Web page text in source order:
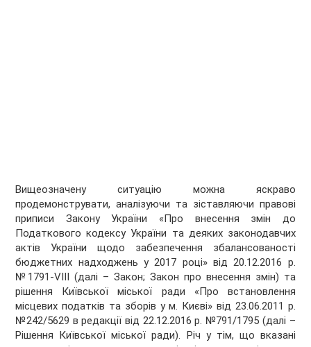
Вищеозначену ситуацію можна яскраво
продемонструвати, аналізуючи та зіставляючи правові
приписи Закону України «Про внесення змін до
Податкового кодексу України та деяких законодавчих
актів України щодо забезпечення збалансованості
бюджетних надходжень у 2017 році» від 20.12.2016 р.
№1791-VIII (далі – Закон; Закон про внесення змін) та
рішення Київської міської ради «Про встановлення
місцевих податків та зборів у м. Києві» від 23.06.2011 р.
№242/5629 в редакції від 22.12.2016 р. №791/1795 (далі –
Рішення Київської міської ради). Річ у тім, що вказані